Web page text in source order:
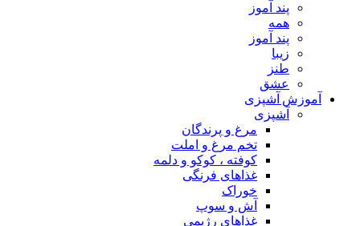
پند آموز
همه
پند آموز
زیبا
طنز
عشق
آموزش آشپزی
آشپزی
مرغ و پرندگان
تخم مرغ و املت
کوفته ، کوکو و دلمه
غذاهای فرنگی
خوراک
آش و سوپ
غذاهای رژیمی